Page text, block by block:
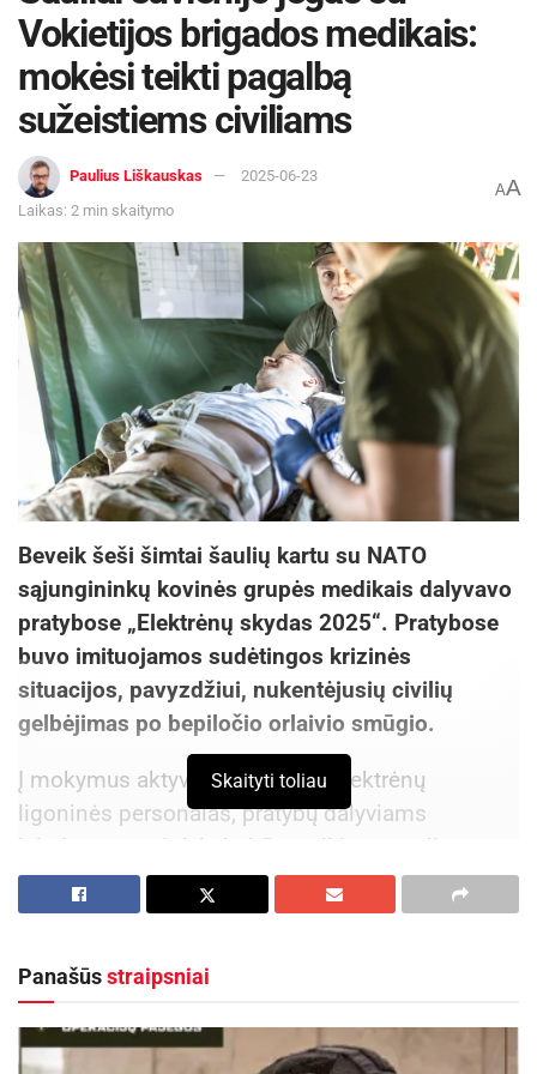
Vokietijos brigados medikais:
mokėsi teikti pagalbą
sužeistiems civiliams
Paulius Liškauskas
2025-06-23
Laikas: 2 min skaitymo
AA
Beveik šeši šimtai šaulių kartu su NATO
sąjungininkų kovinės grupės medikais dalyvavo
pratybose „Elektrėnų skydas 2025“. Pratybose
buvo imituojamos sudėtingos krizinės
situacijos, pavyzdžiui, nukentėjusių civilių
gelbėjimas po bepiločio orlaivio smūgio.
Į mokymus aktyviai įsitraukė ir Elektrėnų
ligoninės personalas, pratybų dalyviams
leisdamas patirti, kaip būtų veikiama realios
nelaimės atveju.
Profesionalumas, atsidavimas ir tarpusavio
pagarba, kuriuos čia patyrėme, – tai tikro
tarptautinio bendradarbiavimo pagrindas!“ – apie
Skaityti toliau
Panašūsstraipsniai